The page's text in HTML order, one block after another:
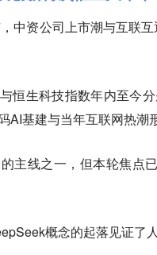
中资公司上市潮与互联
恒生科技指数年内至今
AI基建与当年互联网热潮
主线之一，但本轮焦点
概念的起落见证了